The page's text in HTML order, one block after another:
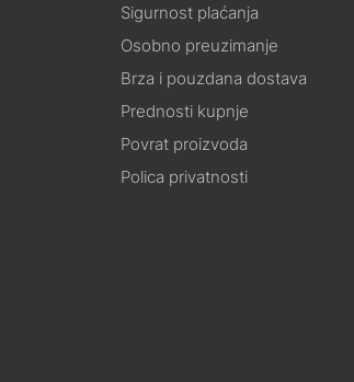
Sigurnost plaćanja
Osobno preuzimanje
Brza i pouzdana dostava
Prednosti kupnje
Povrat proizvoda
Polica privatnosti